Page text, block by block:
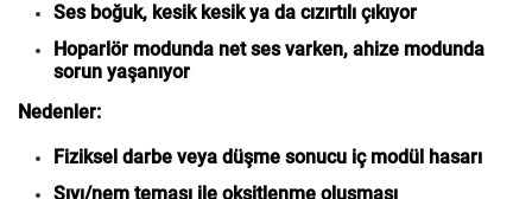
Ses boğuk, kesik kesik ya da cızırtılı çıkıyor
Hoparlör modunda net ses varken, ahize modunda
sorun yaşanıyor
Nedenler:
Fiziksel darbe veya düşme sonucu iç modül hasarı
Sıvı/nem teması ile oksitlenme oluşması